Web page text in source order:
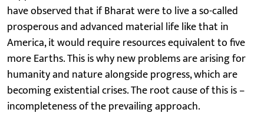
have observed that if Bharat were to live a so-called
prosperous and advanced material life like that in
America, it would require resources equivalent to five
more Earths. This is why new problems are arising for
humanity and nature alongside progress, which are
becoming existential crises. The root cause of this is –
incompleteness of the prevailing approach.